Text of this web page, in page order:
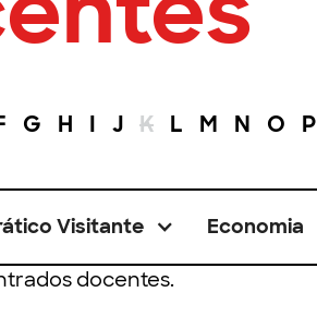
G H I J K L M N O P
Visitante Economia
docentes.